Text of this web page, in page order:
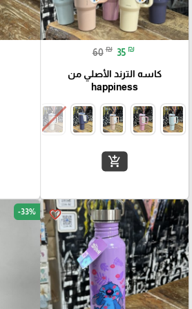
60 ₪ 35 ₪
كاسه الترند الأصلي من
happiness
add_shopping_cart
favorite_border
-33%